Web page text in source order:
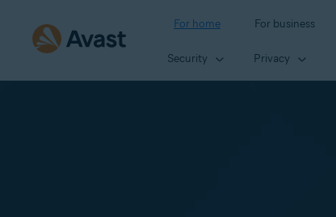
For home For business
Security Privacy